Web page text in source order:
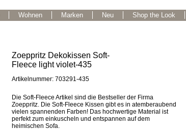
Wohnen Marken Neu Shop the Look
Zoeppritz Dekokissen Soft-
Fleece light violet-435
Artikelnummer: 703291-435
Die Soft-Fleece Artikel sind die Bestseller der Firma
Zoeppritz. Die Soft-Fleece Kissen gibt es in atemberaubend
vielen spannenden Farben! Das hochwertige Material ist
perfekt zum einkuscheln und entspannen auf dem
heimischen Sofa.